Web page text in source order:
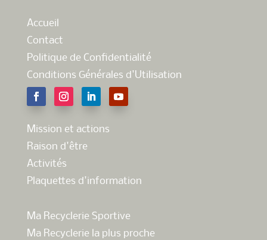
Accueil
Contact
Politique de Confidentialité
Conditions Générales d'Utilisation
Mission et actions
Raison d'être
Activités
Plaquettes d'information
Ma Recyclerie Sportive
Ma Recyclerie la plus proche